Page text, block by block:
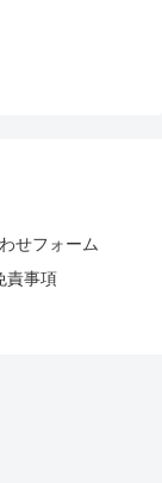
せフォーム
責事項